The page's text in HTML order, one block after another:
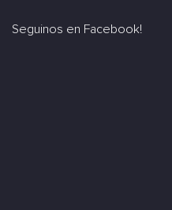
Seguinos en Facebook!